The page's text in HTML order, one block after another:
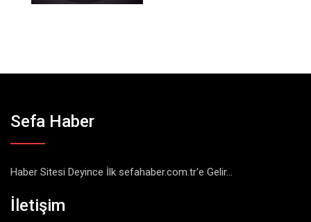
Sefa Haber
Haber Sitesi Deyince İlk sefahaber.com.tr'e Gelir...
İletişim